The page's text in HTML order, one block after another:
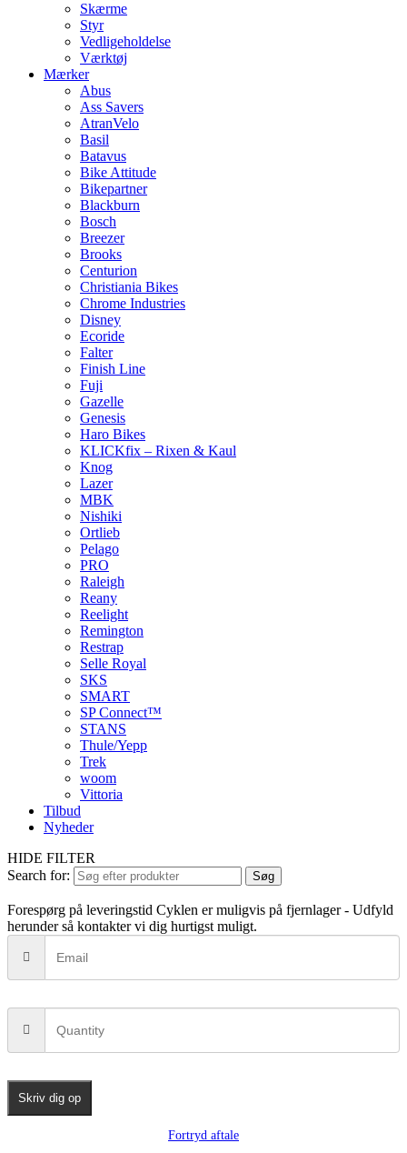
Skærme
Styr
Vedligeholdelse
Værktøj
Mærker
Abus
Ass Savers
AtranVelo
Basil
Batavus
Bike Attitude
Bikepartner
Blackburn
Bosch
Breezer
Brooks
Centurion
Christiania Bikes
Chrome Industries
Disney
Ecoride
Falter
Finish Line
Fuji
Gazelle
Genesis
Haro Bikes
KLICKfix – Rixen & Kaul
Knog
Lazer
MBK
Nishiki
Ortlieb
Pelago
PRO
Raleigh
Reany
Reelight
Remington
Restrap
Selle Royal
SKS
SMART
SP Connect™
STANS
Thule/Yepp
Trek
woom
Vittoria
Tilbud
Nyheder
HIDE FILTER
Search for:
Søg
Forespørg på leveringstid Cyklen er muligvis på fjernlager - Udfyld
herunder så kontakter vi dig hurtigst muligt.
Skriv dig op
Fortryd aftale